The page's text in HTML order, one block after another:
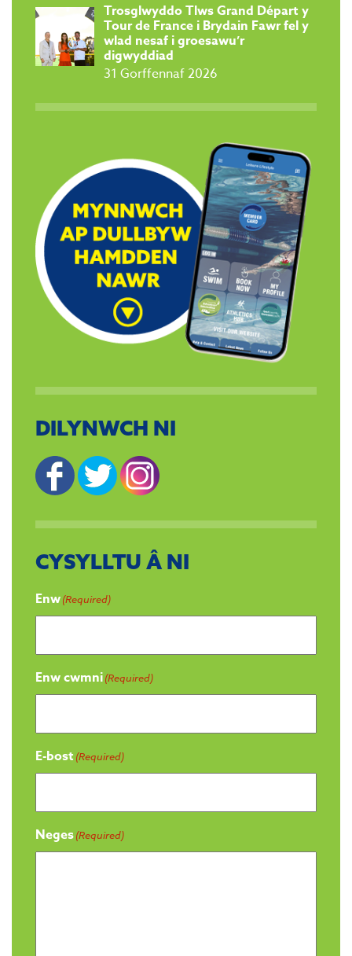
Trosglwyddo Tlws Grand Départ y
Tour de France i Brydain Fawr fel y
wlad nesaf i groesawu’r
digwyddiad
31 Gorffennaf 2026
DILYNWCH NI
CYSYLLTU Â NI
Enw(Required)
Enw cwmni(Required)
E-bost (Required)
Neges(Required)